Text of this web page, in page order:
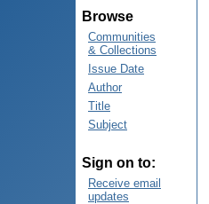
Browse
Communities
& Collections
Issue Date
Author
Title
Subject
Sign on to:
Receive email
updates